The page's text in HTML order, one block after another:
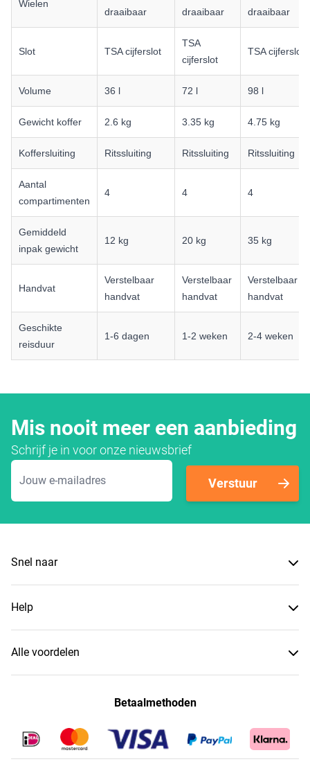
Wielen
draaibaar
draaibaar
draaibaar
Slot TSA cijferslot
TSA
cijferslot
TSA cijferslot
Volume 36 l 72 l 98 l
Gewicht koffer 2.6 kg 3.35 kg 4.75 kg
Koffersluiting Ritssluiting Ritssluiting Ritssluiting
Aantal
compartimenten
4 4 4
Gemiddeld
inpak gewicht
12 kg 20 kg 35 kg
Handvat
Verstelbaar
handvat
Verstelbaar
handvat
Verstelbaar
handvat
Geschikte
reisduur
1-6 dagen 1-2 weken 2-4 weken
Mis nooit meer een aanbieding
Schrijf je in voor onze nieuwsbrief
E-mailadres
Verstuur
Snel naar
Help
Alle voordelen
Betaalmethoden